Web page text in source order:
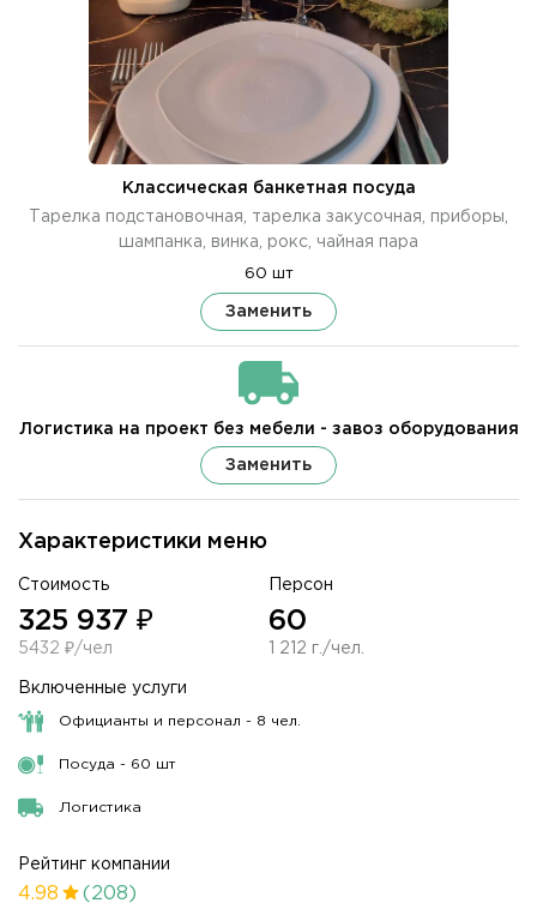
Характеристики меню
Стоимость
325 937 ₽
5432 ₽/чел
Персон
60
1 212 г./чел.
Включенные услуги
Официанты и персонал - 8 чел.
Посуда - 60 шт
Логистика
Рейтинг компании
4.98 (208)
Классическая банкетная посуда
Тарелка подстановочная, тарелка закусочная, приборы,
шампанка, винка, рокс, чайная пара
60 шт
Заменить
Логистика на проект без мебели - завоз оборудования
Заменить